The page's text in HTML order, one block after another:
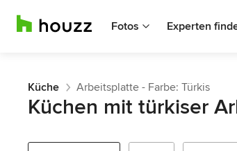
Fotos Experten
Küche Arbeitsplatte - Farbe: Türkis
Küchen mit türkiser